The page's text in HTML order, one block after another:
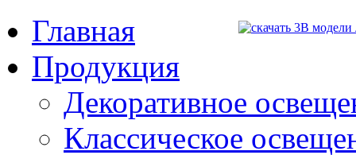
Главная
Продукция
Декоративное
Классическое